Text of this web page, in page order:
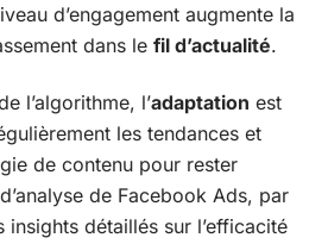
d’engagement augmente la
dans le fil d’actualité.
l’algorithme, l’adaptation est
les tendances et
de contenu pour rester
de Facebook Ads, par
détaillés sur l’efficacité